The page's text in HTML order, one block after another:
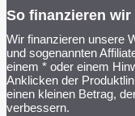
So finanzieren wir
Wir finanzieren unsere
und sogenannten
einem * oder einem
Anklicken der
einen kleinen Betrag,
verbessern.